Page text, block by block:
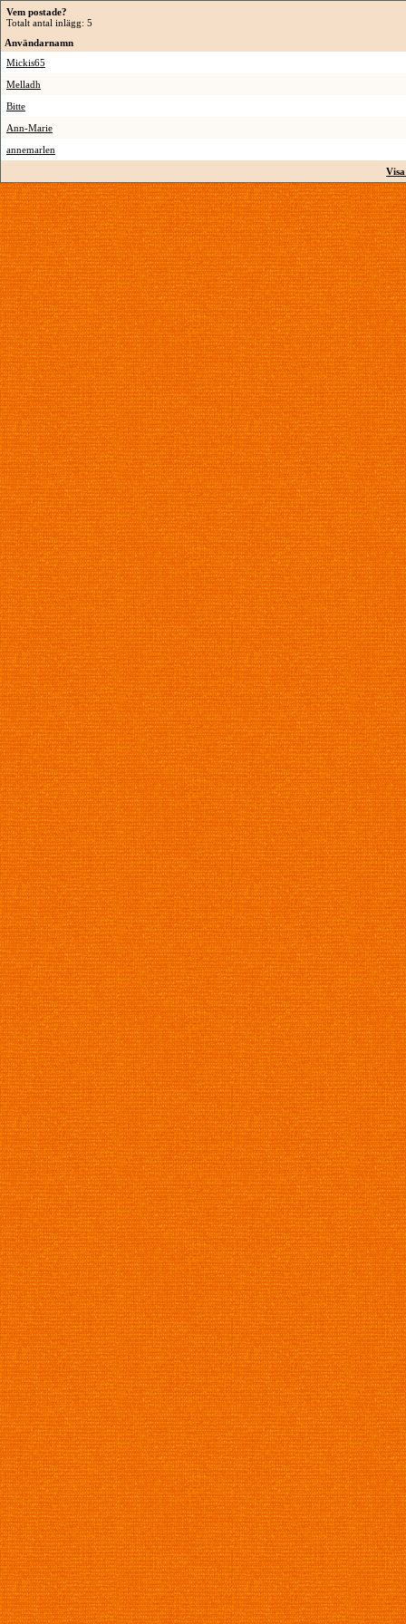
Vem postade?
Totalt antal inlägg: 5
Användarnamn
Mickis65
Melladh
Bitte
Ann-Marie
annemarlen